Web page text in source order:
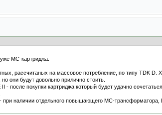
МС-картриджа.
рассчитаных на массовое потребление, по типу TDK D.
они будут довольно прилично стоить.
II - после покупки картриджа который будет удачно
- при наличии отдельного повышающего МС-